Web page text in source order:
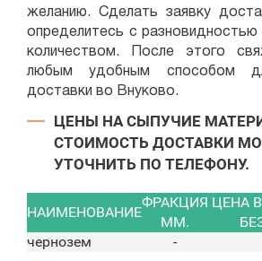
желанию. Сделать заявку
определитесь с разновидностью
количеством. После этого
любым удобным способом
доставки во Внуково.
ЦЕНЫ НА СЫПУЧИЕ
СТОИМОСТЬ ДОСТАВКИ
УТОЧНИТЬ ПО ТЕЛЕФОНУ.
НАИМЕНОВАНИЕ
ФРАКЦИЯ
ММ.
ЦЕНА
чернозем
-